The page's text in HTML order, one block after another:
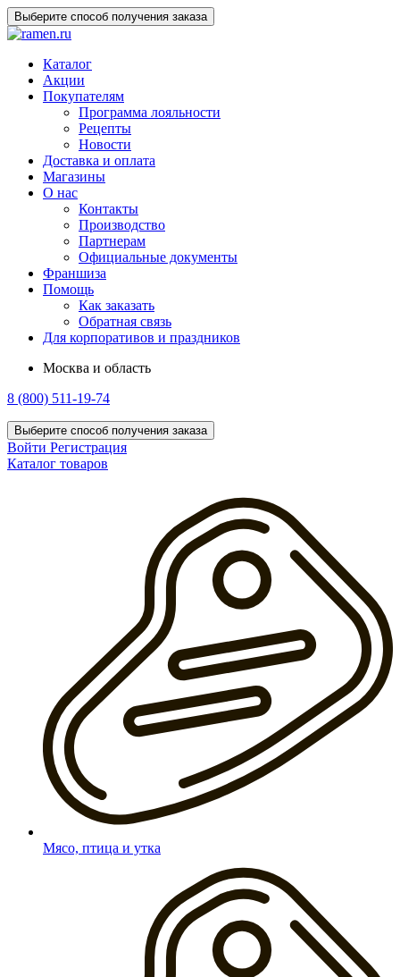
Выберите способ получения заказа
Каталог
Акции
Покупателям
Программа лояльности
Рецепты
Новости
Доставка и оплата
Магазины
О нас
Контакты
Производство
Партнерам
Официальные документы
Франшиза
Помощь
Как заказать
Обратная связь
Для корпоративов и праздников
Москва и область
8 (800) 511-19-74
Выберите способ получения заказа
Войти Регистрация
Каталог товаров
Мясо, птица и утка